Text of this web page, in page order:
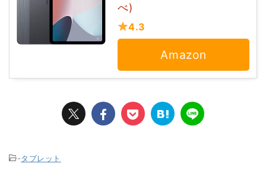
べ)
4.3
Amazon
-タブレット